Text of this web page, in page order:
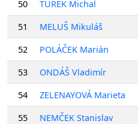
50 TUREK Michal
51
MELUŠ Mikuláš
52
POLÁČEK Marián
53
ONDÁŠ Vladimír
54
ZELENAYOVÁ Marieta
55
NEMČEK Stanislav